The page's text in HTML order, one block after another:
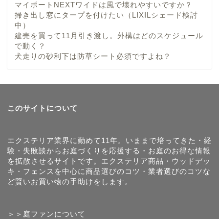
マイポートNEXTワイドは風で壊れやすいですか？
掃き出し窓にタープを付けたい（LIXILシェード検討
中）
建売を買って11月引き渡し。外構はどのスケジュール
で動く？
犬走りの砂利下は防草シート必須ですよね？
このサイトについて
エクステリア業界に勤めて11年。いままで培ってきた・経
験・失敗談からお庭づくりを応援する・お庭のお得な情報
を拡散させるサイトです。エクステリア商品・ウッドデッ
キ・フェンスを中心に商品選びのコツ・業者選びのコツな
ど賢いお買い物の手助けをします。
＞＞庭ファンについて